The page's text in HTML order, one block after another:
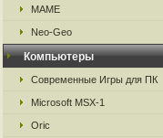
MAME
Neo-Geo
Компьютеры
Современные Игры для ПК
Microsoft MSX-1
Oric